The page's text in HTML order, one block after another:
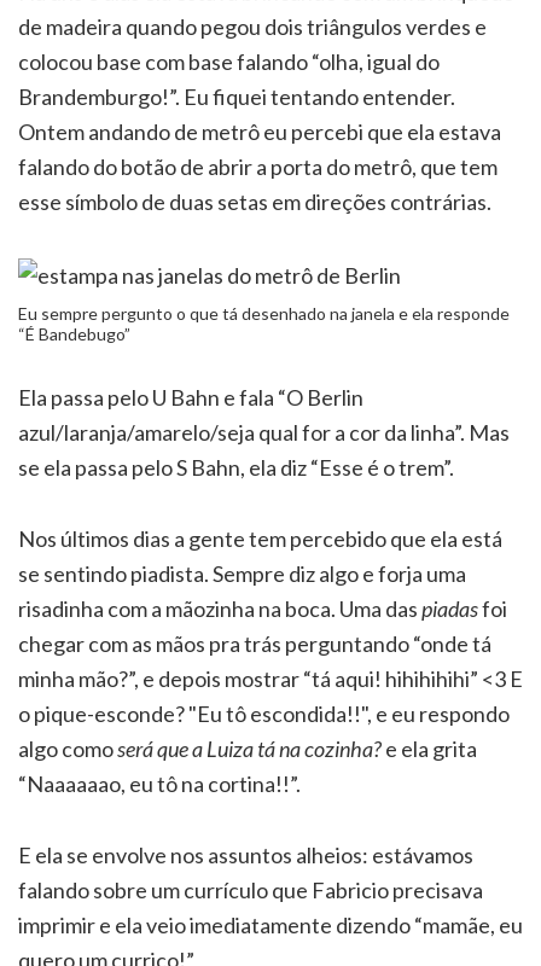
de madeira quando pegou dois triângulos verdes e
colocou base com base falando “olha, igual do
Brandemburgo!”. Eu fiquei tentando entender.
Ontem andando de metrô eu percebi que ela estava
falando do botão de abrir a porta do metrô, que tem
esse símbolo de duas setas em direções contrárias.
Eu sempre pergunto o que tá desenhado na janela e ela responde
“É Bandebugo”
Ela passa pelo U Bahn e fala “O Berlin
azul/laranja/amarelo/seja qual for a cor da linha”. Mas
se ela passa pelo S Bahn, ela diz “Esse é o trem”.
Nos últimos dias a gente tem percebido que ela está
se sentindo piadista. Sempre diz algo e forja uma
risadinha com a mãozinha na boca. Uma daspiadasfoi
chegar com as mãos pra trás perguntando “onde tá
minha mão?”, e depois mostrar “tá aqui! hihihihihi” <3 E
o pique-esconde? "Eu tô escondida!!", e eu respondo
algo comoserá que a Luiza tá na cozinha?e ela grita
“Naaaaaao, eu tô na cortina!!”.
E ela se envolve nos assuntos alheios: estávamos
falando sobre um currículo que Fabricio precisava
imprimir e ela veio imediatamente dizendo “mamãe, eu
quero um currico!”